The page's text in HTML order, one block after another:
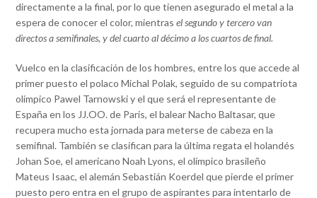
directamente a la final, por lo que tienen asegurado el metal a la
espera de conocer el color, mientrasel segundo y tercero van
directos a semifinales, y del cuarto al décimo a los cuartos de final.
Vuelco en la clasificación de los hombres, entre los que accede al
primer puesto el polaco Michal Polak, seguido de su compatriota
olímpico Pawel Tarnowski y el que será el representante de
España en los JJ.OO. de Paris, el balear Nacho Baltasar, que
recupera mucho esta jornada para meterse de cabeza en la
semifinal. También se clasifican para la última regata el holandés
Johan Soe, el americano Noah Lyons, el olímpico brasileño
Mateus Isaac, el alemán Sebastián Koerdel que pierde el primer
puesto pero entra en el grupo de aspirantes para intentarlo de